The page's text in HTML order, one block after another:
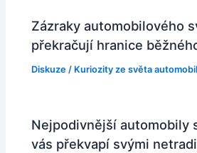
Zázraky automobilového
překračují hranice
Diskuze / Kuriozity ze světa
Nejpodivnější automobily
vás překvapí svými